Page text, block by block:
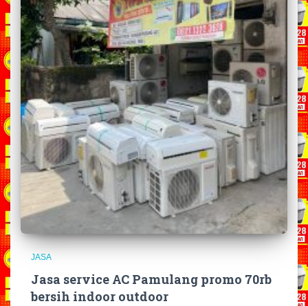
JASA
Jasa service AC Pamulang promo 70rb
bersih indoor outdoor